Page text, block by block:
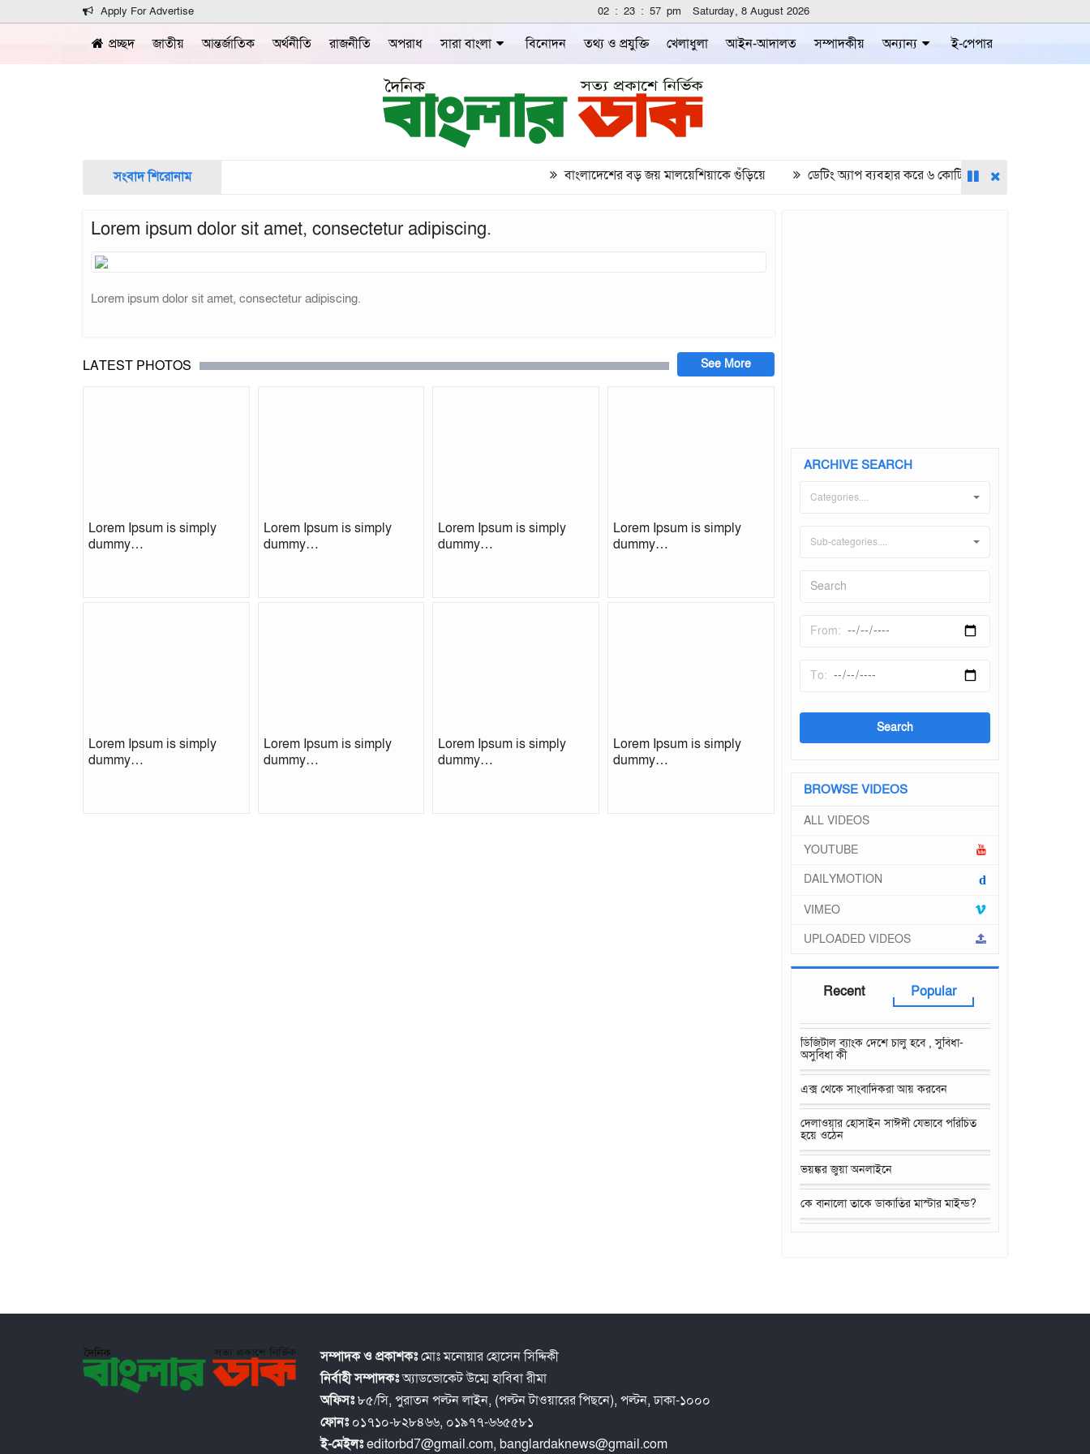
Apply For Advertise 02 : 23 : 57 pm Saturday, 8 August 2026
প্রচ্ছদ জাতীয় আন্তর্জাতিক অর্থনীতি রাজনীতি অপরাধ সারা বাংলা বিনোদন তথ্য ও প্রযুক্তি খেলাধুলা আইন-আদালত সম্পাদকীয় অন্যান্য ই-পেপার
সংবাদ শিরোনাম বাংলাদেশের বড় জয় মালয়েশিয়াকে গুঁড়িয়ে ডেটিং অ্যাপ ব্যবহার করে ৬ কোটি রুপি হাতিয়ে নিলেন ভারতের
ARCHIVE SEARCH
Categories....
Sub-categories....
BROWSE VIDEOS
ALL VIDEOS
YOUTUBE
DAILYMOTION d
VIMEO
UPLOADED VIDEOS
Recent Popular
ডিজিটাল ব্যাংক দেশে চালু হবে , সুবিধা-
অসুবিধা কী
এক্স থেকে সাংবাদিকরা আয় করবেন
দেলাওয়ার হোসাইন সাঈদী যেভাবে পরিচিত
হয়ে ওঠেন
ভয়ঙ্কর জুয়া অনলাইনে
কে বানালো তাকে ডাকাতির মাস্টার মাইন্ড?
Lorem ipsum dolor sit amet, consectetur adipiscing.
Lorem ipsum dolor sit amet, consectetur adipiscing.
LATEST PHOTOS
Lorem Ipsum is simply
dummy…
Lorem Ipsum is simply
dummy…
Lorem Ipsum is simply
dummy…
Lorem Ipsum is simply
dummy…
Lorem Ipsum is simply
dummy…
Lorem Ipsum is simply
dummy…
Lorem Ipsum is simply
dummy…
Lorem Ipsum is simply
dummy…
সম্পাদক ও প্রকাশকঃমোঃ মনোয়ার হোসেন সিদ্দিকী
নির্বাহী সম্পাদকঃঅ্যাডভোকেট উম্মে হাবিবা রীমা
অফিসঃ৮৫/সি, পুরাতন পল্টন লাইন, (পল্টন টাওয়ারের পিছনে), পল্টন, ঢাকা-১০০০
ফোনঃ ০১৭১০-৮২৮৪৬৬, ০১৯৭৭-৬৬৫৫৮১
ই-মেইলঃeditorbd7@gmail.com, banglardaknews@gmail.com